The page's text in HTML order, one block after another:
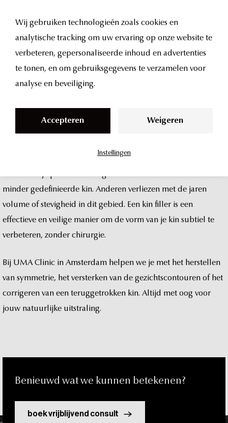
kinfillers
bij UMA
inamsterdam
bij
minder gedefinieerde kin. Anderen verliezen met de jaren
volume of stevigheid in dit gebied. Een kin filler is een
effectieve en veilige manier om de vorm van je kin subtiel te
verbeteren, zonder chirurgie.
Bij UMA Clinic in Amsterdam helpen we je met het herstellen
van symmetrie, het versterken van de gezichtscontouren of het
corrigeren van een teruggetrokken kin. Altijd met oog voor
jouw natuurlijke uitstraling.
Benieuwd wat we kunnen betekenen?
boek vrijblijvend consult
Wij gebruiken technologieën zoals cookies en
analytische tracking om uw ervaring op onze website te
verbeteren, gepersonaliseerde inhoud en advertenties
te tonen, en om gebruiksgegevens te verzamelen voor
analyse en beveiliging.
Accepteren Weigeren
Instellingen